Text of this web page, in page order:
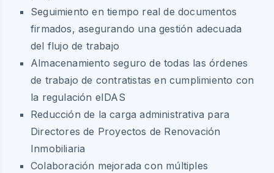
Seguimiento en tiempo real de documentos
firmados, asegurando una gestión adecuada
del flujo de trabajo
Almacenamiento seguro de todas las órdenes
de trabajo de contratistas en cumplimiento con
la regulación eIDAS
Reducción de la carga administrativa para
Directores de Proyectos de Renovación
Inmobiliaria
Colaboración mejorada con múltiples